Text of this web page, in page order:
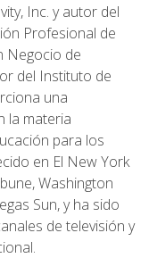
Inc. y autor del
Profesional de
Negocio de
del Instituto de
una
la materia
para los
en El New York
Washington
Sun, y ha sido
de televisión y